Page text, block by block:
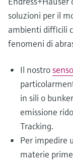
soluzioni per il
ambienti difficili
fenomeni di
Il nostro
in sili o
emissione
Tracking.
Per impedire
materie